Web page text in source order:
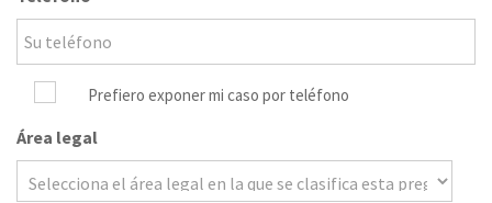
Prefiero exponer mi caso por teléfono
Área legal